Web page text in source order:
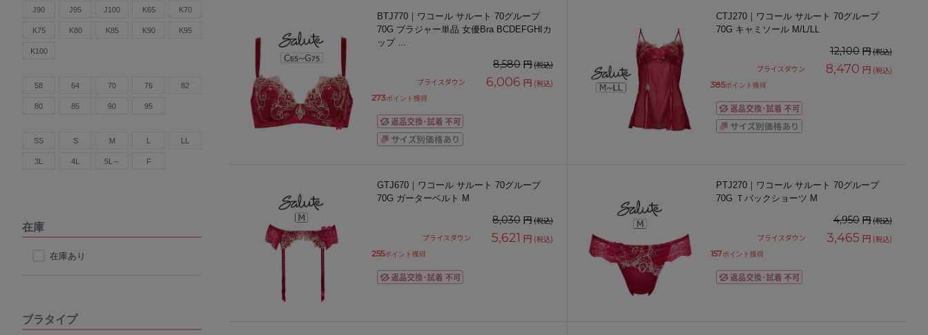
J90 J95 J100 K65 K70
K75 K80 K85 K90 K95
K100
58 64 70 76 82
80 85 90 95
SS S M L LL
3L 4L 5L～ F
在庫
在庫あり
ブラタイプ
BTJ770｜ワコール サルート 70グループ
70G ブラジャー単品 女優Bra BCDEFGHIカ
ップ ...
8,580 円(税込)
プライスダウン
6,006 円 (税込)
273ポイント獲得
CTJ270｜ワコール サルート 70グループ
70G キャミソール M/L/LL
12,100 円(税込)
プライスダウン
8,470 円 (税込)
385ポイント獲得
GTJ670｜ワコール サルート 70グループ
70G ガーターベルト M
8,030 円(税込)
プライスダウン
5,621 円 (税込)
255ポイント獲得
PTJ270｜ワコール サルート 70グループ
70G Ｔバックショーツ M
4,950 円(税込)
プライスダウン
3,465 円 (税込)
157ポイント獲得